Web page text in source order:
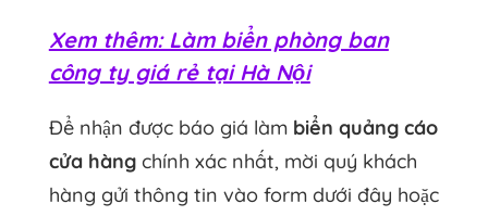
Xem thêm: Làm biển phòng ban
công ty giá rẻ tại Hà Nội
Để nhận được báo giá làm biển quảng cáo
cửa hàngchính xác nhất, mời quý khách
hàng gửi thông tin vào form dưới đây hoặc